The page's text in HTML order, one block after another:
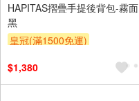
HAPITAS摺疊手提後背包-霧面
黑
皇冠(滿1500免運)
$1,380